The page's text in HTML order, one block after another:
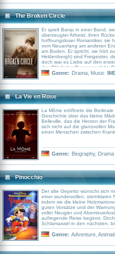
The Broken Circle
Er spielt Banjo in einer Band,
überzeugter Atheist, ihren
hoffnungsloser Romantiker, sie
vom Neuanfang am anderen
am Boden. Er spricht, sie hört
Heldenbergh) sind Freigeister,
doch war es Liebe auf den
das Glück des Paares perfekt.
für die beiden geplant.
Genre: Drama Music
La Vie en Rose
La Môme eröffnete die
Geschichte über das kleine
Belleville, das die Herzen der
sich nicht auf die glanzvollen
einen Menschen zwischen
Genre: Biography, Drama
Pinocchio
Der alte Gepetto wünscht sich
einer wundervollen, sternklaren
indem sie die kleine
guten Vorsätze und der
voller Neugier und
aufregende Reise beginnt.
Schlamassel in den nächsten,
Genre: Adventure